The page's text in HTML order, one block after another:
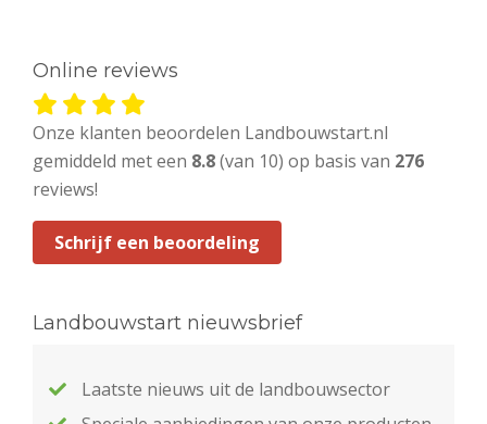
Online reviews
Onze klanten beoordelen Landbouwstart.nl
gemiddeld met een 8.8(van 10) op basis van 276
reviews!
Schrijf een beoordeling
Landbouwstart nieuwsbrief
Laatste nieuws uit de landbouwsector